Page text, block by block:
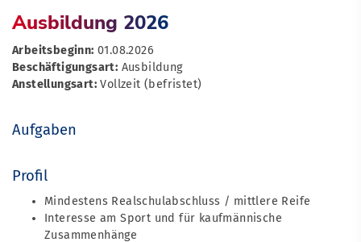
Ausbildung 2026
Arbeitsbeginn: 01.08.2026
Beschäftigungsart: Ausbildung
Anstellungsart: Vollzeit (befristet)
Aufgaben
Profil
Mindestens Realschulabschluss / mittlere Reife
Interesse am Sport und für kaufmännische
Zusammenhänge